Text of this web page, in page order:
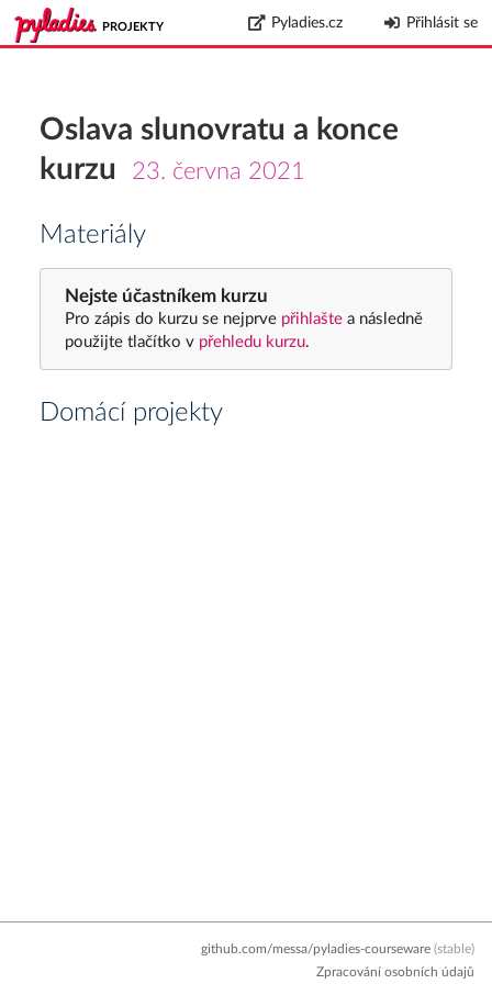
PROJEKTY Pyladies.cz Přihlásit se
Oslava slunovratu a konce
kurzu
23. června 2021
Materiály
Nejste účastníkem kurzu
Pro zápis do kurzu se nejprvepřihlašte a následně
použijte tlačítko vpřehledu kurzu.
Domácí projekty
github.com/messa/pyladies-courseware (stable)
Zpracování osobních údajů